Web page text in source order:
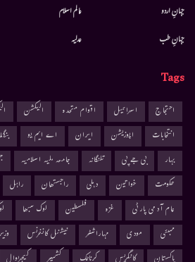
جہانِ اردو
جہانِ طب
عالم اسلام
عدلیہ
Tags
احتجاج اسرائیل اقوام متحدہ الیکشن
انتخابات
اپوزیشن ایران اے ایم یو
بہار
بی جے پی تلنگانہ جامعہ ملیہ اسلامیہ
حکومت
خواتین دہلی راجستھان راہل
عام آدمی پارٹی
غزہ فلسطین لوک سبھا
ممبئی
مودی مہاراشٹر نیشنل کانفرنس